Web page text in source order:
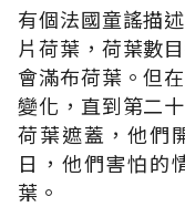
有個法國童謠描
片荷葉，荷葉數
會滿布荷葉。但
變化，直到第二
荷葉遮蓋，他們
日，他們害怕的
葉。